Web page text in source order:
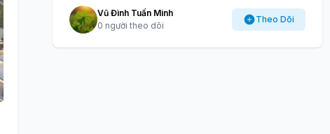
Vũ Đình Tuấn Minh
0 người theo dõi
Theo Dõi